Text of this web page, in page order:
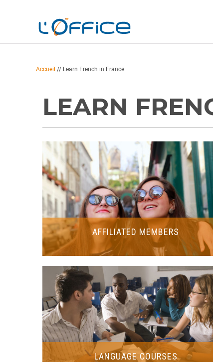
Accueil // Learn French in France
LEARN
AFFILIATED MEMBERS
LANGUAGE COURSES